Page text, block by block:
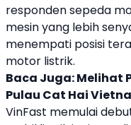
responden sepeda
mesin yang lebih
menempati posisi
motor listrik.
Baca Juga:Melihat
Pulau Cat Hai
VinFast memulai